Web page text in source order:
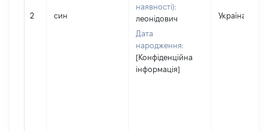
2 син
наявності):
леонідович
Дата
народження:
[Конфіденційна
інформація]
Україна